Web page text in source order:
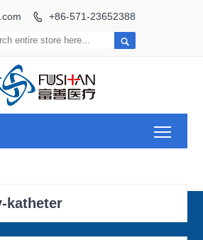
 +86-571-23652388

katheter